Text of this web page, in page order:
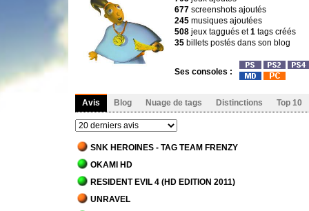
677 screenshots ajoutés
245 musiques ajoutées
508 jeux taggués et1 tags créés
35 billets postés dans son blog
Ses consoles :
Avis Blog Nuage de tags Distinctions Top 10
SNK HEROINES - TAG TEAM FRENZY
OKAMI HD
RESIDENT EVIL 4 (HD EDITION 2011)
UNRAVEL